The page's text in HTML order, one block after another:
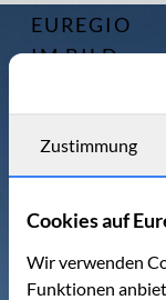
EUREGIO
IM BILD
Archiv
Kontakt
Archiv
Zustimmung
Cookies auf
Wir verwenden
Funktionen